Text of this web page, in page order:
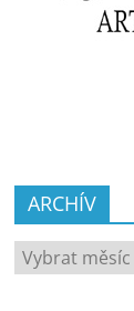
ARCHÍV
ARCHÍV